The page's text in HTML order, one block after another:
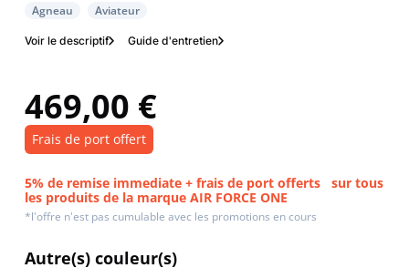
Agneau Aviateur
Voir le descriptif Guide d'entretien
469,00 €
Frais de port offert
5% de remise immediate + frais de port offerts sur tous
les produits de la marque AIR FORCE ONE
*l'offre n'est pas cumulable avec les promotions en cours
Autre(s) couleur(s)